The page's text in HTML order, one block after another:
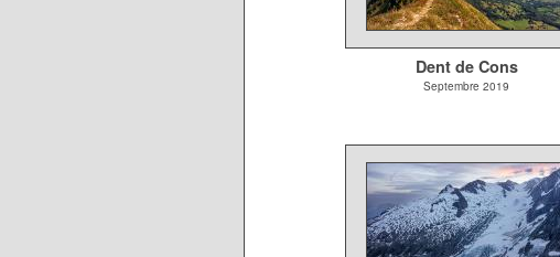
Dent de Cons
Septembre 2019